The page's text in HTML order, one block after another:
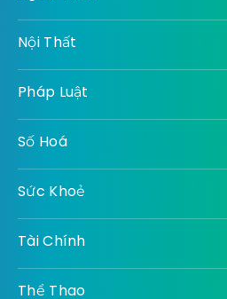
Nội Thất
Pháp Luật
Số Hoá
Sức Khoẻ
Tài Chính
Thể Thao